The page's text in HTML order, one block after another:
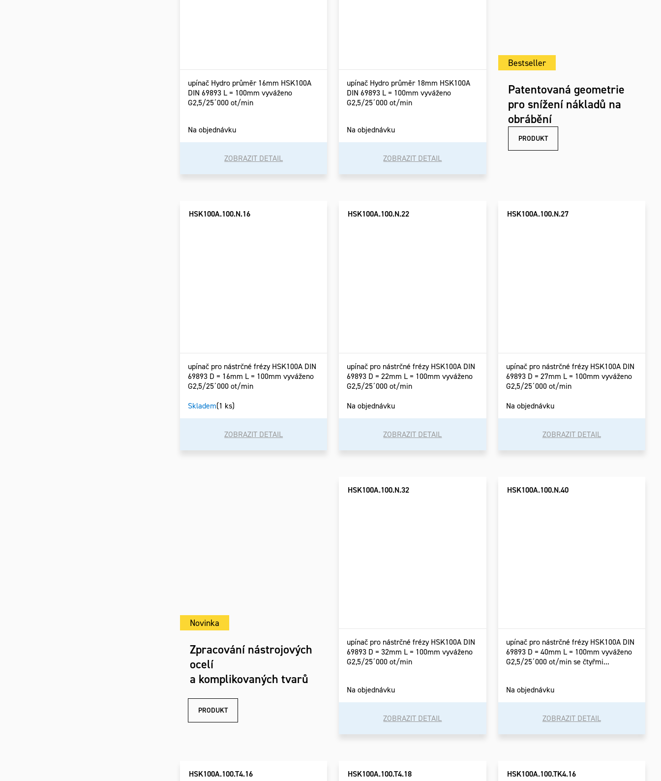
upínač Hydro průměr 16mm HSK100A
DIN 69893 L = 100mm vyváženo
G2,5/25´000 ot/min
Na objednávku
ZOBRAZIT DETAIL
upínač Hydro průměr 18mm HSK100A
DIN 69893 L = 100mm vyváženo
G2,5/25´000 ot/min
Na objednávku
ZOBRAZIT DETAIL
Bestseller
Patentovaná geometrie
pro snížení nákladů na
obrábění
PRODUKT
upínač pro nástrčné frézy HSK100A DIN
69893 D = 16mm L = 100mm vyváženo
G2,5/25´000 ot/min
HSK100A.100.N.16
Skladem(1 ks)
ZOBRAZIT DETAIL
upínač pro nástrčné frézy HSK100A DIN
69893 D = 22mm L = 100mm vyváženo
G2,5/25´000 ot/min
HSK100A.100.N.22
Na objednávku
ZOBRAZIT DETAIL
upínač pro nástrčné frézy HSK100A DIN
69893 D = 27mm L = 100mm vyváženo
G2,5/25´000 ot/min
HSK100A.100.N.27
Na objednávku
ZOBRAZIT DETAIL
Novinka
Zpracování nástrojových
ocelí
a komplikovaných tvarů
PRODUKT
upínač pro nástrčné frézy HSK100A DIN
69893 D = 32mm L = 100mm vyváženo
G2,5/25´000 ot/min
HSK100A.100.N.32
Na objednávku
ZOBRAZIT DETAIL
upínač pro nástrčné frézy HSK100A DIN
69893 D = 40mm L = 100mm vyváženo
G2,5/25´000 ot/min se čtyřmi...
HSK100A.100.N.40
Na objednávku
ZOBRAZIT DETAIL
HSK100A.100.T4.16 HSK100A.100.T4.18 HSK100A.100.TK4.16